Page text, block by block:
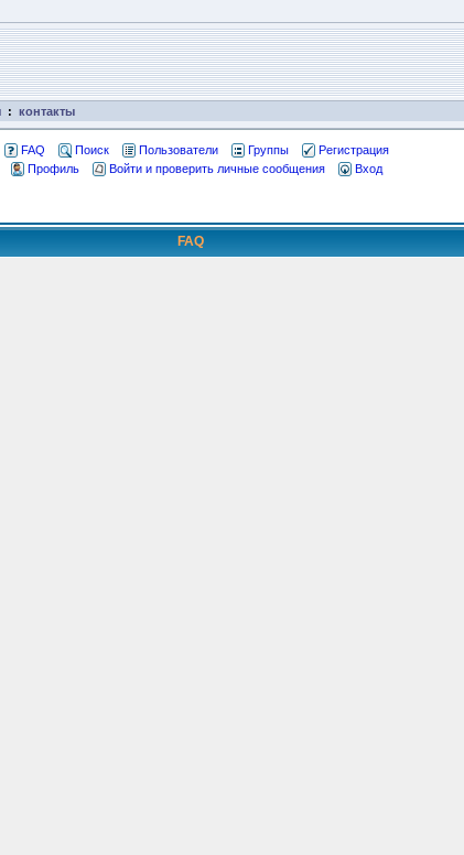
: контакты
FAQ Поиск Пользователи Группы
Регистрация
Профиль
Войти и проверить личные сообщения Вход
FAQ